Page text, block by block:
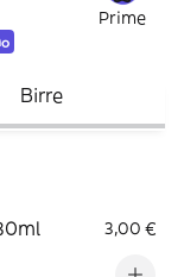
Prime
Birre
3,00 €